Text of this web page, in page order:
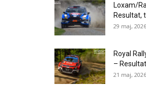
Loxam/
Resultat,
29 maj, 2026
Royal
–
21 maj, 2026